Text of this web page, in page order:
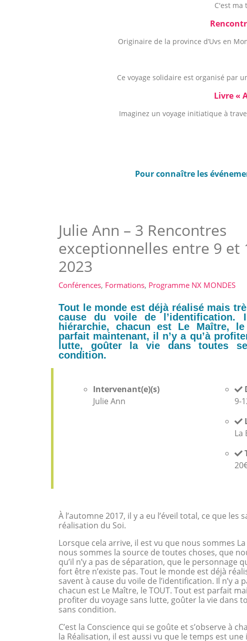
C'est ma
Originaire de la province d’Uvs en
Ce voyage solidaire est organisé par
Livre «
Imaginez un voyage initiatique à
Pour connaître les
Julie Ann – 3 Rencontres
exceptionnelles entre 9 et
2023
Conférences, Formations, Programme NX MONDES
Tout le monde est déjà réalisé mais
cause du voile de l’identification.
hiérarchie, chacun est Le Maître,
parfait maintenant, il n’y a qu’à
lutte, goûter la vie dans toutes
condition.
Intervenant(e)(s)
Julie Ann
9-
La
À l’automne 2017, il y a eu l’éveil total, ce que les
réalisation du Soi.
Lorsque cela arrive, il est vu que nous sommes
nous sommes la source de toutes choses, que
qu’il n’y a pas de séparation, que le personnage
fort être n’existe pas. Tout le monde est déjà
savent à cause du voile de l’identification. Il n’y a
chacun est Le Maître, le TOUT. Tout est parfait
profiter du voyage sans lutte, goûter la vie dans
sans condition.
C’est la Conscience qui se goûte et s’observe à
la Réalisation, il est aussi vu que le temps est une